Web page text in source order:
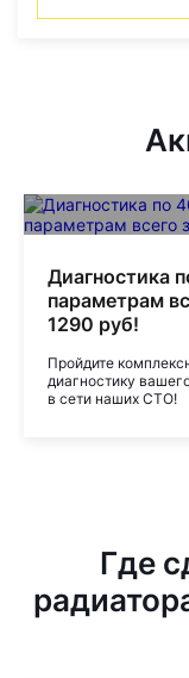
Диагностика
параметрам
1290 руб!
Пройдите
диагностику
в сети наших СТО!
Где